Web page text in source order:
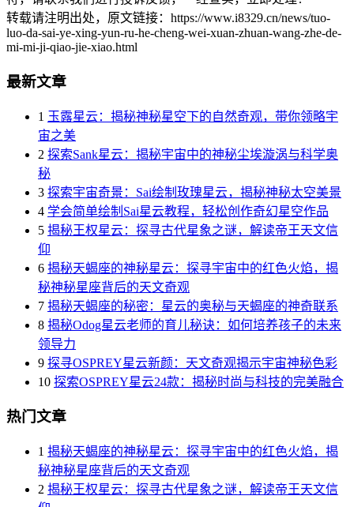
转载请注明出处，原文链接：https://www.i8329.cn/news/tuo-
luo-da-sai-ye-xing-yun-ru-he-cheng-wei-xuan-zhuan-wang-zhe-de-
mi-mi-ji-qiao-jie-xiao.html
最新文章
1 玉露星云：揭秘神秘星空下的自然奇观，带你领略宇
宙之美
2 探索Sank星云：揭秘宇宙中的神秘尘埃漩涡与科学奥
秘
3 探索宇宙奇景：Sai绘制玫瑰星云，揭秘神秘太空美景
4 学会简单绘制Sai星云教程，轻松创作奇幻星空作品
5 揭秘王权星云：探寻古代星象之谜，解读帝王天文信
仰
6 揭秘天蝎座的神秘星云：探寻宇宙中的红色火焰，揭
秘神秘星座背后的天文奇观
7 揭秘天蝎座的秘密：星云的奥秘与天蝎座的神奇联系
8 揭秘Odog星云老师的育儿秘诀：如何培养孩子的未来
领导力
9 探寻OSPREY星云新颜：天文奇观揭示宇宙神秘色彩
10 探索OSPREY星云24款：揭秘时尚与科技的完美融合
热门文章
1 揭秘天蝎座的神秘星云：探寻宇宙中的红色火焰，揭
秘神秘星座背后的天文奇观
2 揭秘王权星云：探寻古代星象之谜，解读帝王天文信